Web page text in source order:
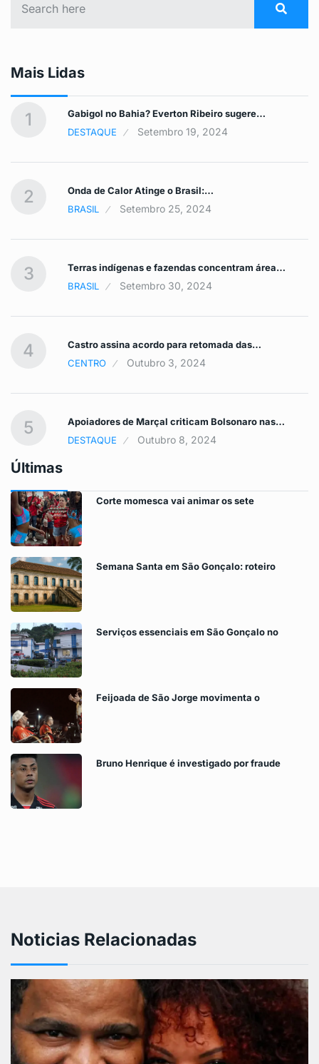
Mais Lidas
1
Gabigol no Bahia? Everton Ribeiro sugere…
DESTAQUE
Setembro 19, 2024
2
Onda de Calor Atinge o Brasil:…
BRASIL
Setembro 25, 2024
3
Terras indígenas e fazendas concentram área…
BRASIL
Setembro 30, 2024
4
Castro assina acordo para retomada das…
CENTRO
Outubro 3, 2024
5
Apoiadores de Marçal criticam Bolsonaro nas…
DESTAQUE
Outubro 8, 2024
Últimas
Corte momesca vai animar os sete
Semana Santa em São Gonçalo: roteiro
Serviços essenciais em São Gonçalo no
Feijoada de São Jorge movimenta o
Bruno Henrique é investigado por fraude
Noticias Relacionadas